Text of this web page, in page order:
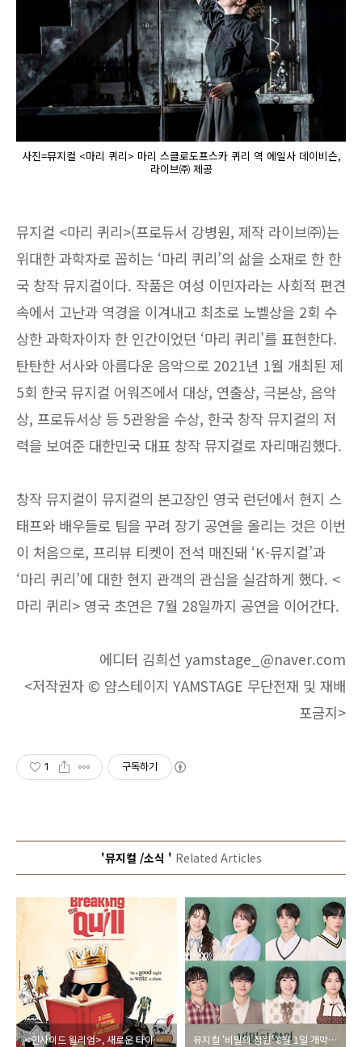
사진=뮤지컬 <마리 퀴리> 마리 스클로도프스카 퀴리 역 에일사 데이비슨,
라이브㈜ 제공
뮤지컬 <마리 퀴리>(프로듀서 강병원, 제작 라이브㈜)는
위대한 과학자로 꼽히는 ‘마리 퀴리’의 삶을 소재로 한 한
국 창작 뮤지컬이다. 작품은 여성 이민자라는 사회적 편견
속에서 고난과 역경을 이겨내고 최초로 노벨상을 2회 수
상한 과학자이자 한 인간이었던 ‘마리 퀴리’를 표현한다.
탄탄한 서사와 아름다운 음악으로 2021년 1월 개최된 제
5회 한국 뮤지컬 어워즈에서 대상, 연출상, 극본상, 음악
상, 프로듀서상 등 5관왕을 수상, 한국 창작 뮤지컬의 저
력을 보여준 대한민국 대표 창작 뮤지컬로 자리매김했다.
창작 뮤지컬이 뮤지컬의 본고장인 영국 런던에서 현지 스
태프와 배우들로 팀을 꾸려 장기 공연을 올리는 것은 이번
이 처음으로, 프리뷰 티켓이 전석 매진돼 ‘K-뮤지컬’과
‘마리 퀴리’에 대한 현지 관객의 관심을 실감하게 했다. <
마리 퀴리> 영국 초연은 7월 28일까지 공연을 이어간다.
에디터 김희선 yamstage_@naver.com
<저작권자 © 얌스테이지 YAMSTAGE 무단전재 및 재배
포금지>
1 구독하기
'뮤지컬 /소식 ' Related Articles
<인사이드 윌리엄>, 새로운 타이틀 <Breaking the Quill>로 영미권 진출 뮤지컬 '비밀의 정원' 8월 1일 개막… 김청아·금조·김서환·정백선·박선영·종형·김지혜·송영미 출연